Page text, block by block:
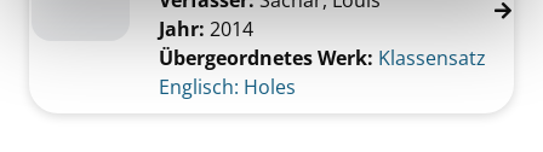
Jahr: 2014
Übergeordnetes Werk: Klassensatz
Englisch: Holes